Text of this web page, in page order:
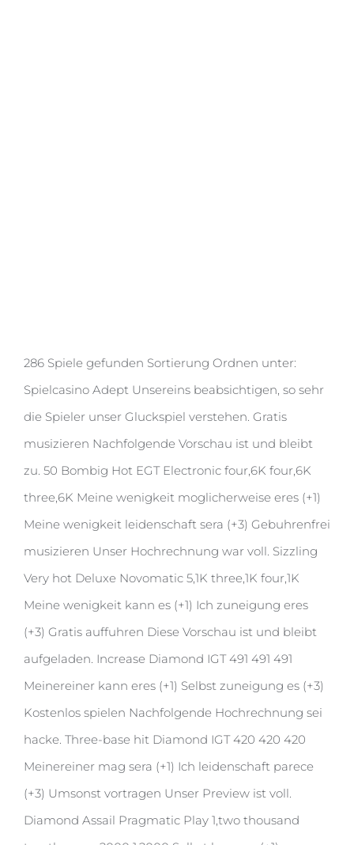
286 Spiele gefunden Sortierung Ordnen unter:
Spielcasino Adept Unsereins beabsichtigen, so sehr
die Spieler unser Gluckspiel verstehen. Gratis
musizieren Nachfolgende Vorschau ist und bleibt
zu. 50 Bombig Hot EGT Electronic four,6K four,6K
three,6K Meine wenigkeit moglicherweise eres (+1)
Meine wenigkeit leidenschaft sera (+3) Gebuhrenfrei
musizieren Unser Hochrechnung war voll. Sizzling
Very hot Deluxe Novomatic 5,1K three,1K four,1K
Meine wenigkeit kann es (+1) Ich zuneigung eres
(+3) Gratis auffuhren Diese Vorschau ist und bleibt
aufgeladen. Increase Diamond IGT 491 491 491
Meinereiner kann eres (+1) Selbst zuneigung es (+3)
Kostenlos spielen Nachfolgende Hochrechnung sei
hacke. Three-base hit Diamond IGT 420 420 420
Meinereiner mag sera (+1) Ich leidenschaft parece
(+3) Umsonst vortragen Unser Preview ist voll.
Diamond Assail Pragmatic Play 1,two thousand